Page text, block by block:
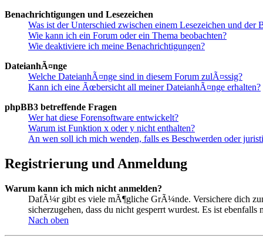
Benachrichtigungen und Lesezeichen
Was ist der Unterschied zwischen einem Lesezeichen und der
Wie kann ich ein Forum oder ein Thema beobachten?
Wie deaktiviere ich meine Benachrichtigungen?
DateianhÃ¤nge
Welche DateianhÃ¤nge sind in diesem Forum zulÃ¤ssig?
Kann ich eine Ãœbersicht all meiner DateianhÃ¤nge erhalten?
phpBB3 betreffende Fragen
Wer hat diese Forensoftware entwickelt?
Warum ist Funktion x oder y nicht enthalten?
An wen soll ich mich wenden, falls es Beschwerden oder
Registrierung und Anmeldung
Warum kann ich mich nicht anmelden?
DafÃ¼r gibt es viele mÃ¶gliche GrÃ¼nde. Versichere dich
sicherzugehen, dass du nicht gesperrt wurdest. Es ist
Nach oben